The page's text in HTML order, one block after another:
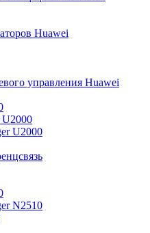
Huawei
управления Huawei
U2000
U2000
N2510